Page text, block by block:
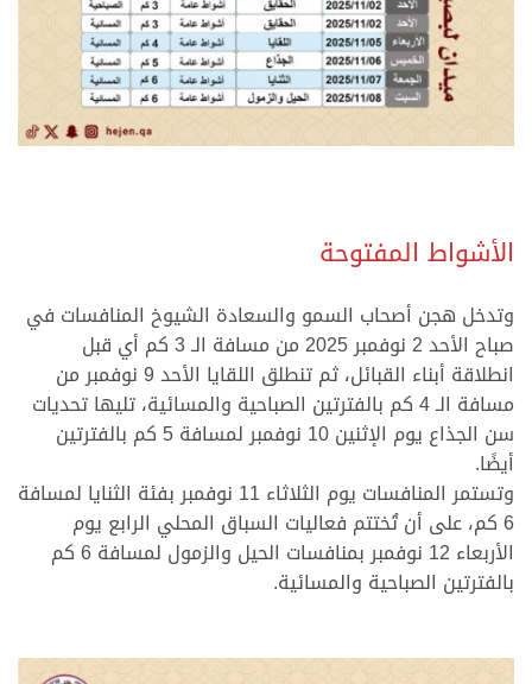
.
الأشواط المفتوحة
وتدخل هجن أصحاب السمو والسعادة الشيوخ المنافسات في
صباح الأحد 2 نوفمبر 2025 من مسافة الـ 3 كم أي قبل
انطلاقة أبناء القبائل، ثم تنطلق اللقايا الأحد 9 نوفمبر من
مسافة الـ 4 كم بالفترتين الصباحية والمسائية، تليها تحديات
سن الجذاع يوم الإثنين 10 نوفمبر لمسافة 5 كم بالفترتين
أيضًا.
وتستمر المنافسات يوم الثلاثاء 11 نوفمبر بفئة الثنايا لمسافة
6 كم، على أن تُختتم فعاليات السباق المحلي الرابع يوم
الأربعاء 12 نوفمبر بمنافسات الحيل والزمول لمسافة 6 كم
بالفترتين الصباحية والمسائية.